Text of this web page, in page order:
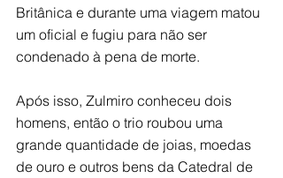
Britânica e durante uma viagem matou
um oficial e fugiu para não ser
condenado à pena de morte.
Após isso, Zulmiro conheceu dois
homens, então o trio roubou uma
grande quantidade de joias, moedas
de ouro e outros bens da Catedral de